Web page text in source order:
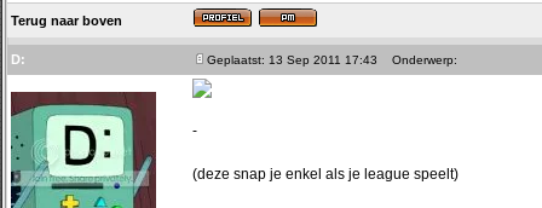
Terug naar boven
D: Geplaatst: 13 Sep 2011 17:43 Onderwerp:
-
(deze snap je enkel als je league speelt)